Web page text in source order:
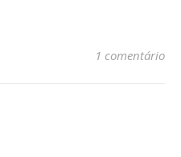
1 comentário